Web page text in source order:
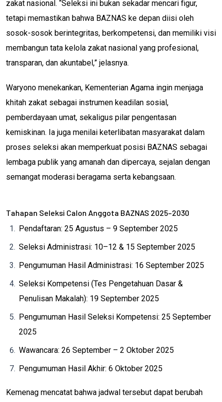
zakat nasional. “Seleksi ini bukan sekadar mencari figur,
tetapi memastikan bahwa BAZNAS ke depan diisi oleh
sosok-sosok berintegritas, berkompetensi, dan memiliki visi
membangun tata kelola zakat nasional yang profesional,
transparan, dan akuntabel,” jelasnya.
Waryono menekankan, Kementerian Agama ingin menjaga
khitah zakat sebagai instrumen keadilan sosial,
pemberdayaan umat, sekaligus pilar pengentasan
kemiskinan. Ia juga menilai keterlibatan masyarakat dalam
proses seleksi akan memperkuat posisi BAZNAS sebagai
lembaga publik yang amanah dan dipercaya, sejalan dengan
semangat moderasi beragama serta kebangsaan.
Tahapan Seleksi Calon Anggota BAZNAS 2025–2030
Pendaftaran: 25 Agustus – 9 September 2025
Seleksi Administrasi: 10–12 & 15 September 2025
Pengumuman Hasil Administrasi: 16 September 2025
Seleksi Kompetensi (Tes Pengetahuan Dasar &
Penulisan Makalah): 19 September 2025
Pengumuman Hasil Seleksi Kompetensi: 25 September
2025
Wawancara: 26 September – 2 Oktober 2025
Pengumuman Hasil Akhir: 6 Oktober 2025
Kemenag mencatat bahwa jadwal tersebut dapat berubah